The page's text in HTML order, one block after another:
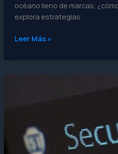
océano lleno de marcas,
explora estrategias
Leer Más »
Seguridad
Informática